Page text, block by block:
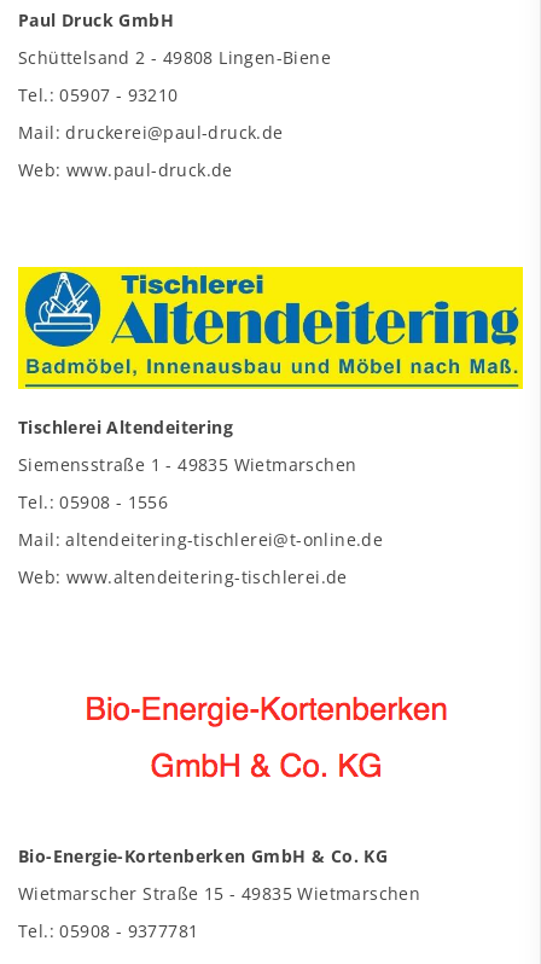
Paul Druck GmbH
Schüttelsand 2 - 49808 Lingen-Biene
Tel.: 05907 - 93210
Mail: druckerei@paul-druck.de
Web: www.paul-druck.de
Tischlerei Altendeitering
Siemensstraße 1 - 49835 Wietmarschen
Tel.: 05908 - 1556
Mail: altendeitering-tischlerei@t-online.de
Web: www.altendeitering-tischlerei.de
Bio-Energie-Kortenberken GmbH & Co. KG
Wietmarscher Straße 15 - 49835 Wietmarschen
Tel.: 05908 - 9377781